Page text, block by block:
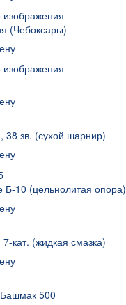
(Чебоксары)
38 зв. (сухой шарнир)
Б-10 (цельнолитая опора)
кат. (жидкая смазка)
500